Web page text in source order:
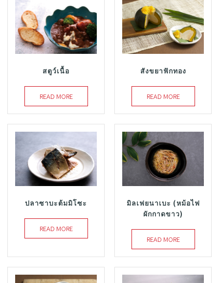
สตูว์เนื้อ
READ MORE
สังขยาฟักทอง
READ MORE
ปลาซาบะต้มมิโซะ
READ MORE
มิลเฟยนาเบะ (หม้อไฟ
ผักกาดขาว)
READ MORE